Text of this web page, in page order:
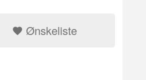
Ønskeliste